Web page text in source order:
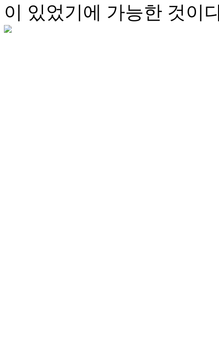
이 있었기에 가능한 것이